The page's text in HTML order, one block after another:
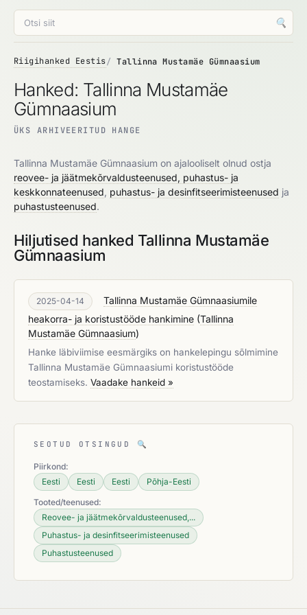
🔍
Riigihanked Eestis Tallinna Mustamäe Gümnaasium
Hanked: Tallinna Mustamäe
Gümnaasium
ÜKS ARHIVEERITUD HANGE
Tallinna Mustamäe Gümnaasium on ajalooliselt olnud ostja
reovee- ja jäätmekõrvaldusteenused, puhastus- ja
keskkonnateenused puhastus- ja desinfitseerimisteenused ja
puhastusteenused.
Hiljutised hanked Tallinna Mustamäe
Gümnaasium
2025-04-14
Tallinna Mustamäe Gümnaasiumile
heakorra- ja koristustööde hankimine (Tallinna
Mustamäe Gümnaasium)
Hanke läbiviimise eesmärgiks on hankelepingu sõlmimine
Tallinna Mustamäe Gümnaasiumi koristustööde
teostamiseks. Vaadake hankeid »
SEOTUD OTSINGUD 🔍
Piirkond:
Eesti
Eesti Eesti
Põhja-Eesti
Tooted/teenused:
Reovee- ja jäätmekõrvaldusteenused,...
Puhastus- ja desinfitseerimisteenused
Puhastusteenused